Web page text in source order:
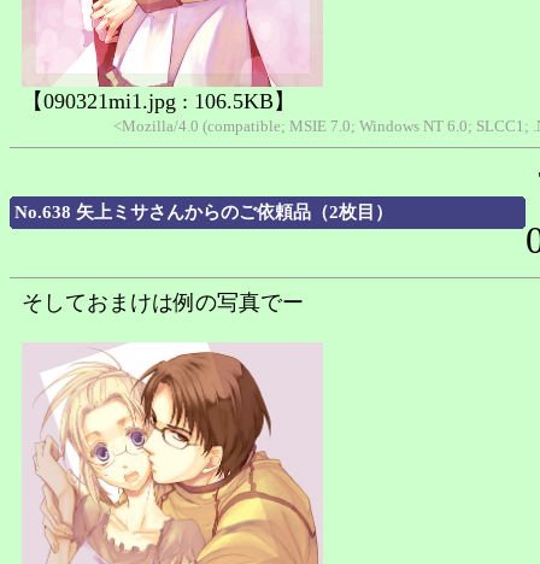
【090321mi1.jpg : 106.5KB】
<Mozilla/4.0 (compatible; MSIE 7.0; Windows NT 6.0; SLCC1;
No.638 矢上ミサさんからのご依頼品（2枚目）
そしておまけは例の写真でー